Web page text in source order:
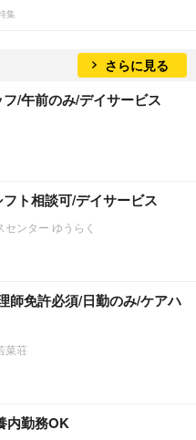
集
さらに見る
フ/午前のみ/デイサービス
ト相談可/デイサービス
ンター ゆうらく
師免許必須/日勤のみ/ケアハ
菜荘
内勤務OK